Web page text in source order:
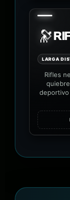
🔭
LARGA
Rifles
deportivo